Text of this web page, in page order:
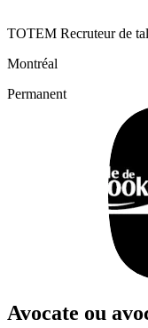
TOTEM Recruteur de
Montréal
Permanent
Avocate ou